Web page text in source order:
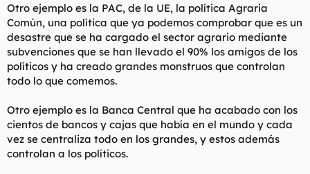
Otro ejemplo es la PAC, de la UE, la política Agraria
Común, una política que ya podemos comprobar que es un
desastre que se ha cargado el sector agrario mediante
subvenciones que se han llevado el 90% los amigos de los
políticos y ha creado grandes monstruos que controlan
todo lo que comemos.
Otro ejemplo es la Banca Central que ha acabado con los
cientos de bancos y cajas que había en el mundo y cada
vez se centraliza todo en los grandes, y estos además
controlan a los políticos.